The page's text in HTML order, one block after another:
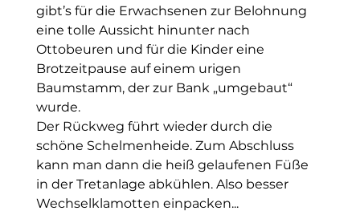
gibt’s für die Erwachsenen zur Belohnung
eine tolle Aussicht hinunter nach
Ottobeuren und für die Kinder eine
Brotzeitpause auf einem urigen
Baumstamm, der zur Bank „umgebaut“
wurde.
Der Rückweg führt wieder durch die
schöne Schelmenheide. Zum Abschluss
kann man dann die heiß gelaufenen Füße
in der Tretanlage abkühlen. Also besser
Wechselklamotten einpacken...